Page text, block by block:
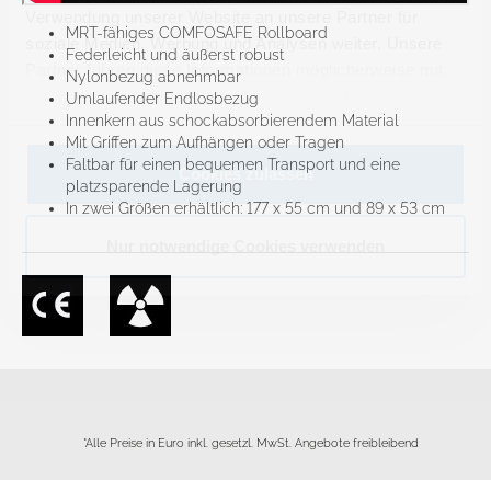
soziale Medien, Werbung und Analysen weiter. Unsere
Partner führen diese Informationen möglicherweise mit
weiteren Daten zusammen, die Sie ihnen bereitgestellt
haben oder die sie im Rahmen Ihrer Nutzung der Dienste
gesammelt haben.
Cookies zulassen
MRT-fähiges COMFOSAFE Rollboard
Federleicht und äußerst robust
Nylonbezug abnehmbar
Umlaufender Endlosbezug
Innenkern aus schockabsorbierendem Material
Mit Griffen zum Aufhängen oder Tragen
Faltbar für einen bequemen Transport und eine
platzsparende Lagerung
In zwei Größen erhältlich: 177 x 55 cm und 89 x 53 cm
*Alle Preise in Euro inkl. gesetzl. MwSt. Angebote freibleibend